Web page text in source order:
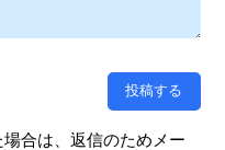
合は、返信のためメー